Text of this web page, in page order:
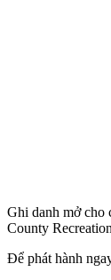
Ghi danh mở cho
County Recreation
Để phát hành